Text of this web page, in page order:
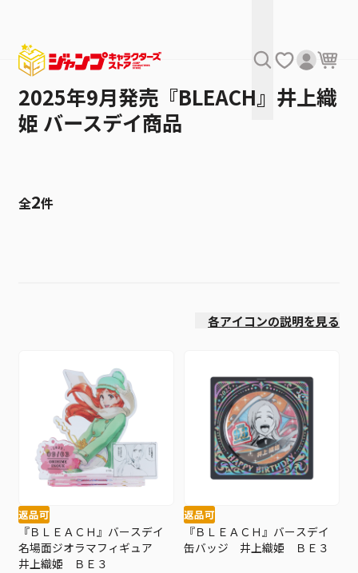
2025年9月発売『BLEACH』井上織
姫 バースデイ商品
全2件
各アイコンの説明を見る
返品可
『ＢＬＥＡＣＨ』バースデイ
名場面ジオラマフィギュア
井上織姫 ＢＥ３
返品可
『ＢＬＥＡＣＨ』バースデイ
缶バッジ 井上織姫 ＢＥ３